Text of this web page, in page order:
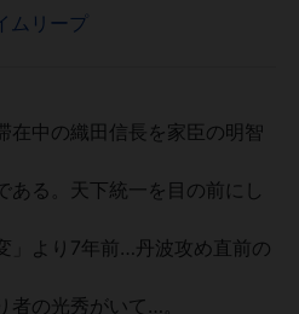
ムリープ
在中の織田信長を家臣の明智
ある。天下統一を目の前にし
」より7年前…丹波攻め直前の
者の光秀がいて…。